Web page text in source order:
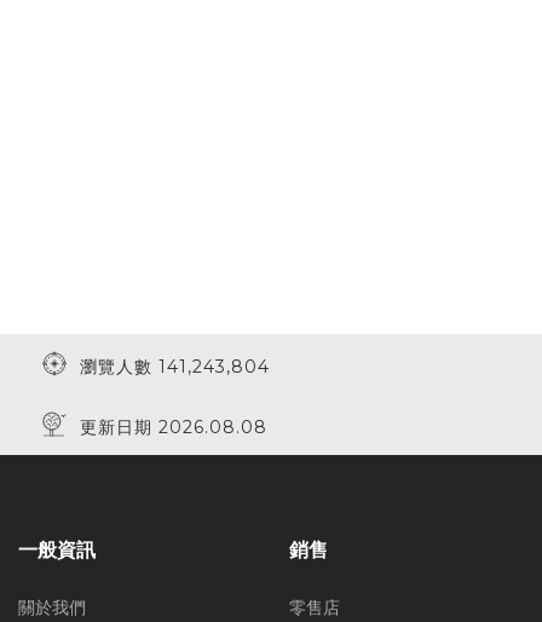
瀏覽人數 141,243,804
更新日期 2026.08.08
一般資訊
關於我們
銷售
零售店